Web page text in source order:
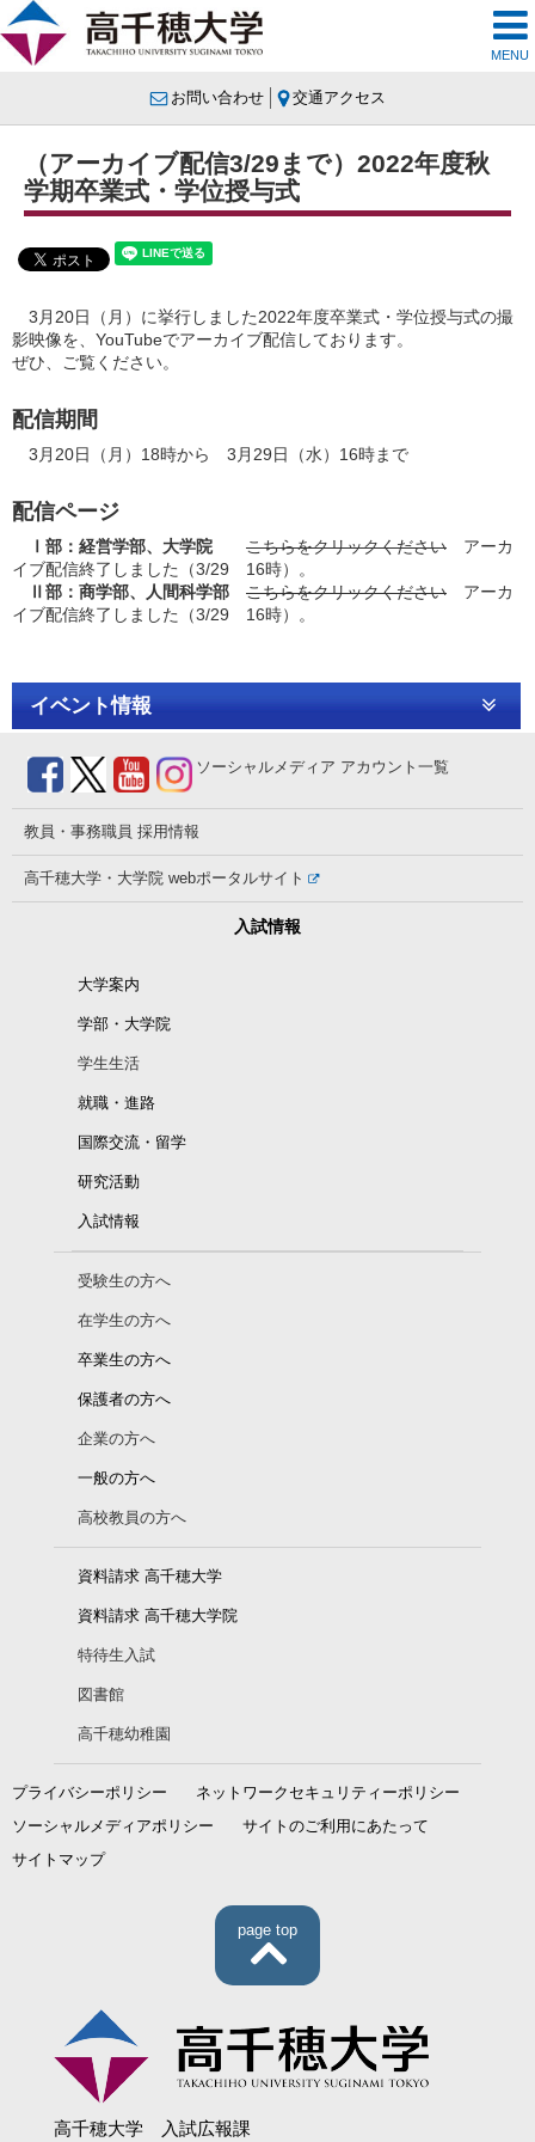
MENU
お問い合わせ 交通アクセス
イベント情報
（アーカイブ配信3/29まで）2022年度秋
学期卒業式・学位授与式
3月20日（月）に挙行しました2022年度卒業式・学位授与式の撮
影映像を、YouTubeでアーカイブ配信しております。
ぜひ、ご覧ください。
配信期間
3月20日（月）18時から 3月29日（水）16時まで
配信ページ
Ⅰ部：経営学部、大学院 こちらをクリックください アーカ
イブ配信終了しました（3/29 16時）。
Ⅱ部：商学部、人間科学部
こちらをクリックください アーカ
イブ配信終了しました（3/29 16時）。
ソーシャルメディア アカウント一覧
教員・事務職員 採用情報
高千穂大学・大学院 webポータルサイト
入試情報
大学案内
学部・大学院
学生生活
就職・進路
国際交流・留学
研究活動
入試情報
受験生の方へ
在学生の方へ
卒業生の方へ
保護者の方へ
企業の方へ
一般の方へ
高校教員の方へ
資料請求 高千穂大学
資料請求 高千穂大学院
特待生入試
図書館
高千穂幼稚園
プライバシーポリシー
ネットワークセキュリティーポリシー
ソーシャルメディアポリシー
サイトのご利用にあたって
サイトマップ
page top
高千穂大学 入試広報課